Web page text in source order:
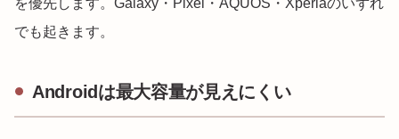
を優先します。Galaxy・Pixel・AQUOS・Xperiaのいずれ
でも起きます。
Androidは最大容量が見えにくい